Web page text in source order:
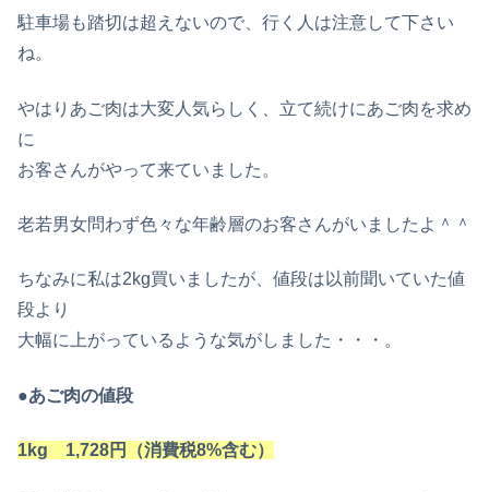
駐車場も踏切は超えないので、行く人は注意して下さい
ね。
やはりあご肉は大変人気らしく、立て続けにあご肉を求め
に
お客さんがやって来ていました。
老若男女問わず色々な年齢層のお客さんがいましたよ＾＾
ちなみに私は2kg買いましたが、値段は以前聞いていた値
段より
大幅に上がっているような気がしました・・・。
●あご肉の値段
1kg 1,728円（消費税8%含む）